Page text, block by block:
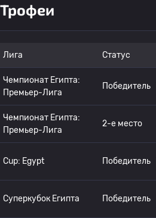
Трофеи
Лига Статус
Чемпионат Египта:
Премьер-Лига
Победитель
Чемпионат Египта:
Премьер-Лига
2-е место
Cup: Egypt Победитель
Суперкубок Египта Победитель